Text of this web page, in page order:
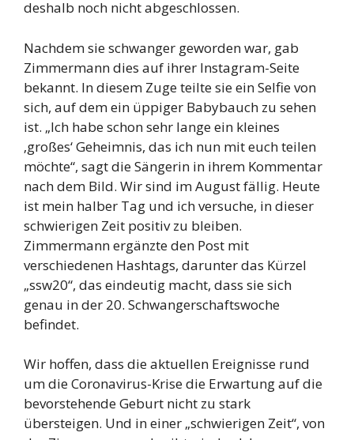
deshalb noch nicht abgeschlossen.
Nachdem sie schwanger geworden war, gab
Zimmermann dies auf ihrer Instagram-Seite
bekannt. In diesem Zuge teilte sie ein Selfie von
sich, auf dem ein üppiger Babybauch zu sehen
ist. „Ich habe schon sehr lange ein kleines
‚großes‘ Geheimnis, das ich nun mit euch teilen
möchte“, sagt die Sängerin in ihrem Kommentar
nach dem Bild. Wir sind im August fällig. Heute
ist mein halber Tag und ich versuche, in dieser
schwierigen Zeit positiv zu bleiben.
Zimmermann ergänzte den Post mit
verschiedenen Hashtags, darunter das Kürzel
„ssw20“, das eindeutig macht, dass sie sich
genau in der 20. Schwangerschaftswoche
befindet.
Wir hoffen, dass die aktuellen Ereignisse rund
um die Coronavirus-Krise die Erwartung auf die
bevorstehende Geburt nicht zu stark
übersteigen. Und in einer „schwierigen Zeit“, von